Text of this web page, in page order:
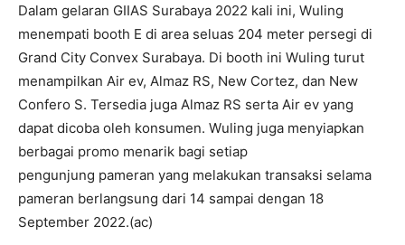
Dalam gelaran GIIAS Surabaya 2022 kali ini, Wuling
menempati booth E di area seluas 204 meter persegi di
Grand City Convex Surabaya. Di booth ini Wuling turut
menampilkan Air ev, Almaz RS, New Cortez, dan New
Confero S. Tersedia juga Almaz RS serta Air ev yang
dapat dicoba oleh konsumen. Wuling juga menyiapkan
berbagai promo menarik bagi setiap
pengunjung pameran yang melakukan transaksi selama
pameran berlangsung dari 14 sampai dengan 18
September 2022.(ac)